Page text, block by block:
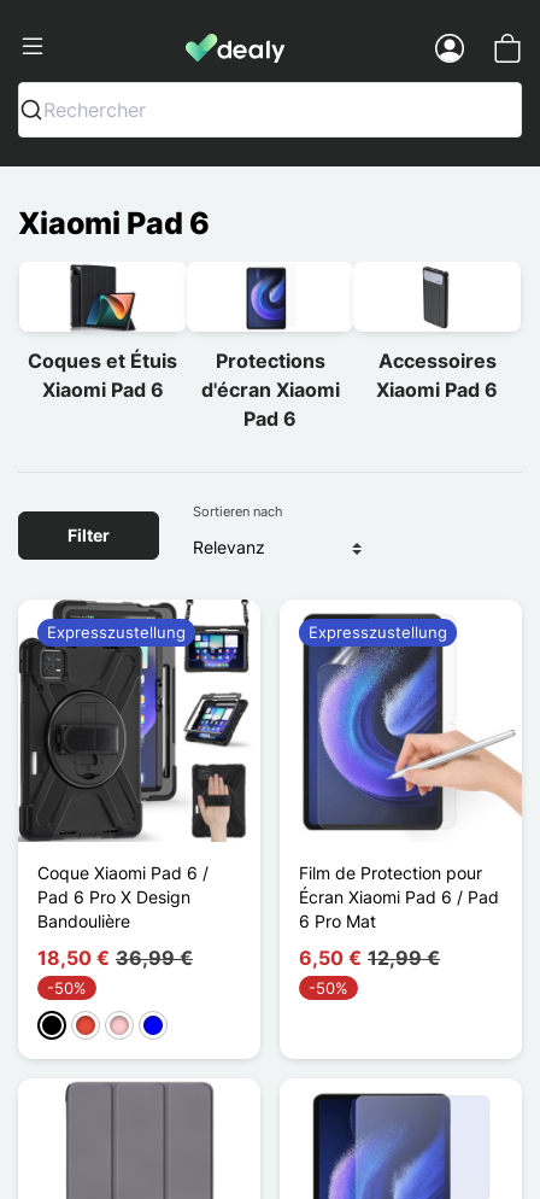
Dealy - Hüllen und Zubehör für
Rechercher
Xiaomi Pad 6
Coques et Étuis
Xiaomi Pad 6
Protections
d'écran Xiaomi
Pad 6
Accessoires
Xiaomi Pad 6
Filter
Sortieren nach
Coque Xiaomi Pad 6 /
Pad 6 Pro X Design
Bandoulière
18,50 € 36,99 €
-50%
Schwarz
Rot PinkBlau
Expresszustellung
Film de Protection pour
Écran Xiaomi Pad 6 / Pad
6 Pro Mat
6,50 € 12,99 €
-50%
Expresszustellung